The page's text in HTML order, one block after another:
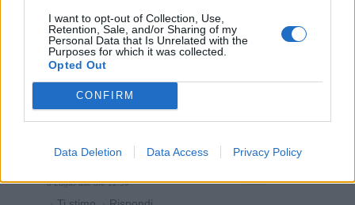
I want to opt-out of Collection, Use,
Retention, Sale, and/or Sharing of my
Personal Data that Is Unrelated with the
Purposes for which it was collected.
Opted Out
CONFIRM
Data Deletion Data Access Privacy Policy
8 Luglio alle ore 12:49
·Ti stimo ·Rispondi
nanovolante
8 Luglio alle ore 12:57
·Ti stimo·Rispondi
Bronsequerte Cleopatra troiaaaaa🤣🫢
8 Luglio alle ore 12:59